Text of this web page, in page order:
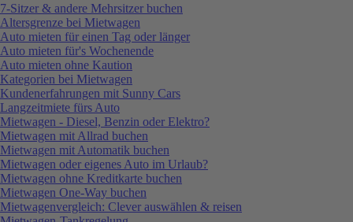
7-Sitzer & andere Mehrsitzer buchen
Altersgrenze bei Mietwagen
Auto mieten für einen Tag oder länger
Auto mieten für's Wochenende
Auto mieten ohne Kaution
Kategorien bei Mietwagen
Kundenerfahrungen mit Sunny Cars
Langzeitmiete fürs Auto
Mietwagen - Diesel, Benzin oder Elektro?
Mietwagen mit Allrad buchen
Mietwagen mit Automatik buchen
Mietwagen oder eigenes Auto im Urlaub?
Mietwagen ohne Kreditkarte buchen
Mietwagen One-Way buchen
Mietwagenvergleich: Clever auswählen & reisen